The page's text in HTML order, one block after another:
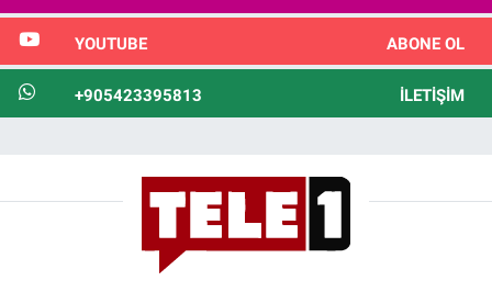
YOUTUBE ABONE OL
+905423395813 İLETIŞIM